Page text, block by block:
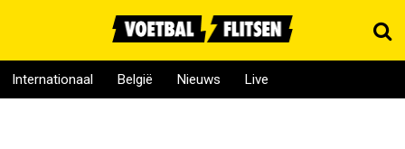
Internationaal België Nieuws Live